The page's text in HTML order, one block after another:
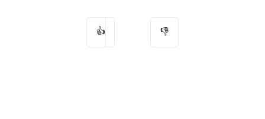
👍 👎